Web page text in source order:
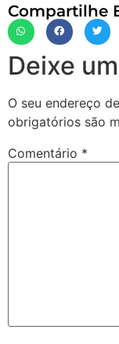
Compartilhe
Deixe
O seu endereço
obrigatórios são
Comentário *